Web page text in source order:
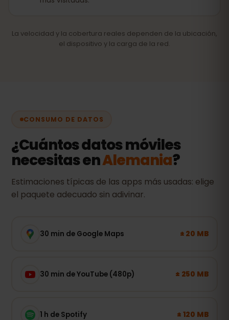
La velocidad y la cobertura reales dependen de la ubicación,
el dispositivo y la carga de la red.
CONSUMO DE DATOS
¿Cuántos datos móviles
necesitas enAlemania?
Estimaciones típicas de las apps más usadas: elige
el paquete adecuado sin adivinar.
30 min de Google Maps ± 20 MB
30 min de YouTube (480p) ± 250 MB
1 h de Spotify ± 120 MB